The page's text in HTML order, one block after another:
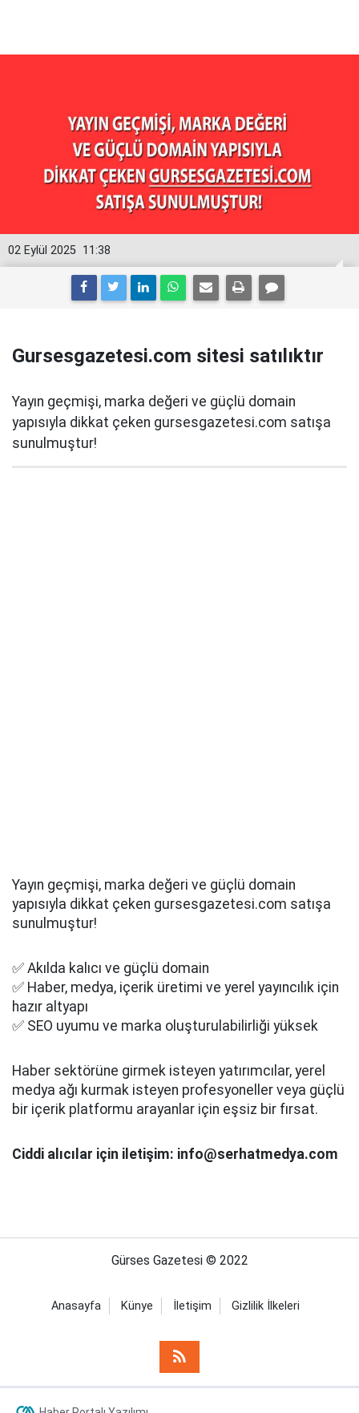
11:38
02 Eylül 2025
Gursesgazetesi.com sitesi satılıktır
Yayın geçmişi, marka değeri ve güçlü domain
yapısıyla dikkat çeken gursesgazetesi.com satışa
sunulmuştur!
Yayın geçmişi, marka değeri ve güçlü domain
yapısıyla dikkat çeken gursesgazetesi.com satışa
sunulmuştur!
✅ Akılda kalıcı ve güçlü domain
✅ Haber, medya, içerik üretimi ve yerel yayıncılık için
hazır altyapı
✅ SEO uyumu ve marka oluşturulabilirliği yüksek
Haber sektörüne girmek isteyen yatırımcılar, yerel
medya ağı kurmak isteyen profesyoneller veya güçlü
bir içerik platformu arayanlar için eşsiz bir fırsat.
Ciddi alıcılar için iletişim: info@serhatmedya.com
Gürses Gazetesi © 2022
Anasayfa Künye İletişim Gizlilik İlkeleri